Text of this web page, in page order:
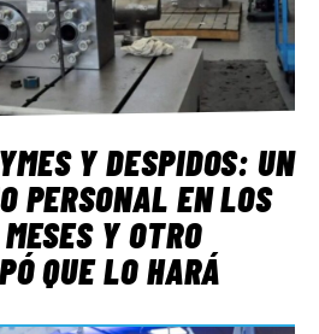
Y DESPIDOS: UN
PERSONAL EN LOS
Y OTRO
QUE LO HARÁ